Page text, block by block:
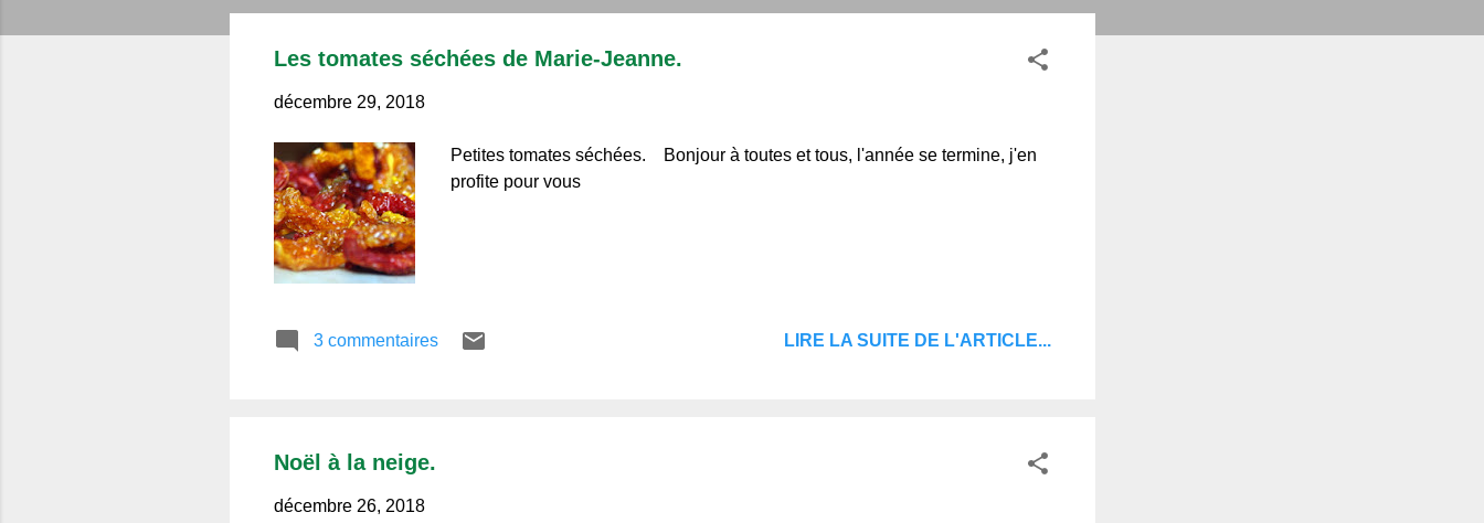
r
Les tomates séchées de Marie-Jeanne.
décembre 29, 2018
Petites tomates séchées. Bonjour à toutes et tous, l'année se termine, j'en
profite pour vous
3 commentaires LIRE LA SUITE DE L'ARTICLE...
Noël à la neige.
décembre 26, 2018